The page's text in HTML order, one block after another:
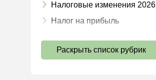
Налоговые изменения 2026
Налог на прибыль
Страховые взносы 2026
Раскрыть список рубрик